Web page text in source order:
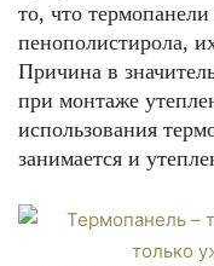
то, что
пенополистирола,
Причина в
при монтаже
использования
занимается и